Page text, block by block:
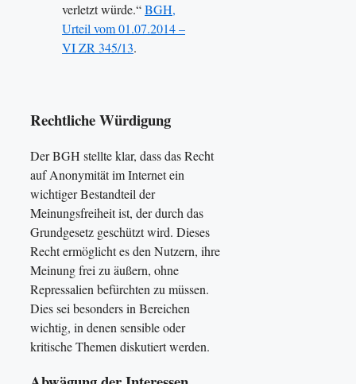
verletzt würde.“BGH,
Urteil vom 01.07.2014 –
VI ZR 345/13.
Rechtliche Würdigung
Der BGH stellte klar, dass das Recht
auf Anonymität im Internet ein
wichtiger Bestandteil der
Meinungsfreiheit ist, der durch das
Grundgesetz geschützt wird. Dieses
Recht ermöglicht es den Nutzern, ihre
Meinung frei zu äußern, ohne
Repressalien befürchten zu müssen.
Dies sei besonders in Bereichen
wichtig, in denen sensible oder
kritische Themen diskutiert werden.